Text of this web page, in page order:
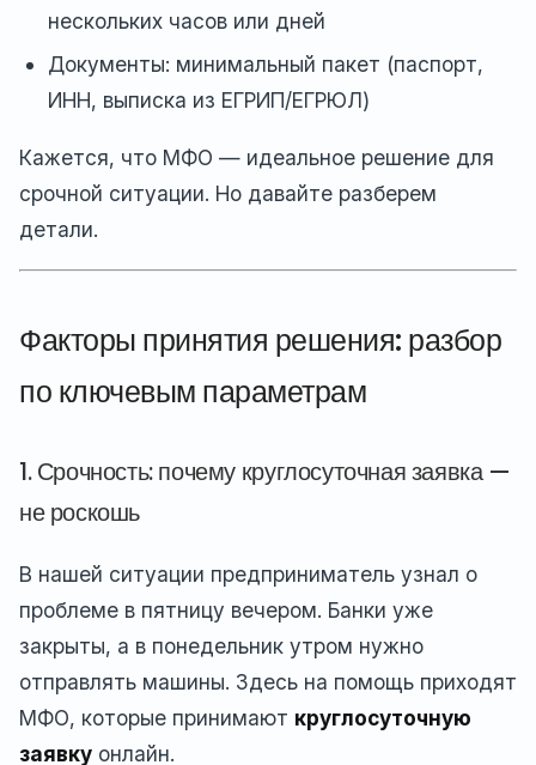
нескольких часов или дней
Документы: минимальный пакет (паспорт,
ИНН, выписка из ЕГРИП/ЕГРЮЛ)
Кажется, что МФО — идеальное решение для
срочной ситуации. Но давайте разберем
детали.
Факторы принятия решения: разбор
по ключевым параметрам
1. Срочность: почему круглосуточная заявка —
не роскошь
В нашей ситуации предприниматель узнал о
проблеме в пятницу вечером. Банки уже
закрыты, а в понедельник утром нужно
отправлять машины. Здесь на помощь приходят
МФО, которые принимают круглосуточную
заявку онлайн.